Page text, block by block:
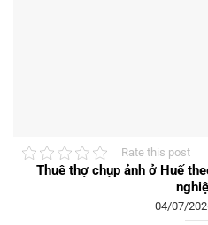
Rate this post
Thuê thợ chụp ảnh ở Huế
04/07/